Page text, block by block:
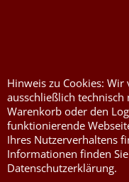
Druckkosten für
Jutesäcke &
Jute, Sackleinen,
Kurzwaren von Prym
Hinweis zu Cookies:
ausschließlich technisch
Warenkorb oder den
funktionierende
Ihres Nutzerverhaltens
Informationen finden
Datenschutzerklärung.